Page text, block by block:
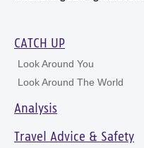
CATCH UP
Look Around You
Look Around The World
Analysis
Travel Advice & Safety